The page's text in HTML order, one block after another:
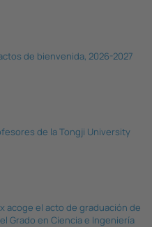
de bienvenida, 2026-2027
de la Tongji University
acoge el acto de graduación de
Grado en Ciencia e Ingeniería